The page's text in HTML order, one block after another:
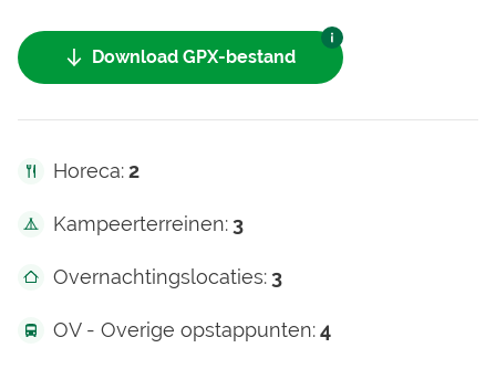
Download GPX-bestand
Horeca:2
Kampeerterreinen: 3
Overnachtingslocaties: 3
OV - Overige opstappunten:4